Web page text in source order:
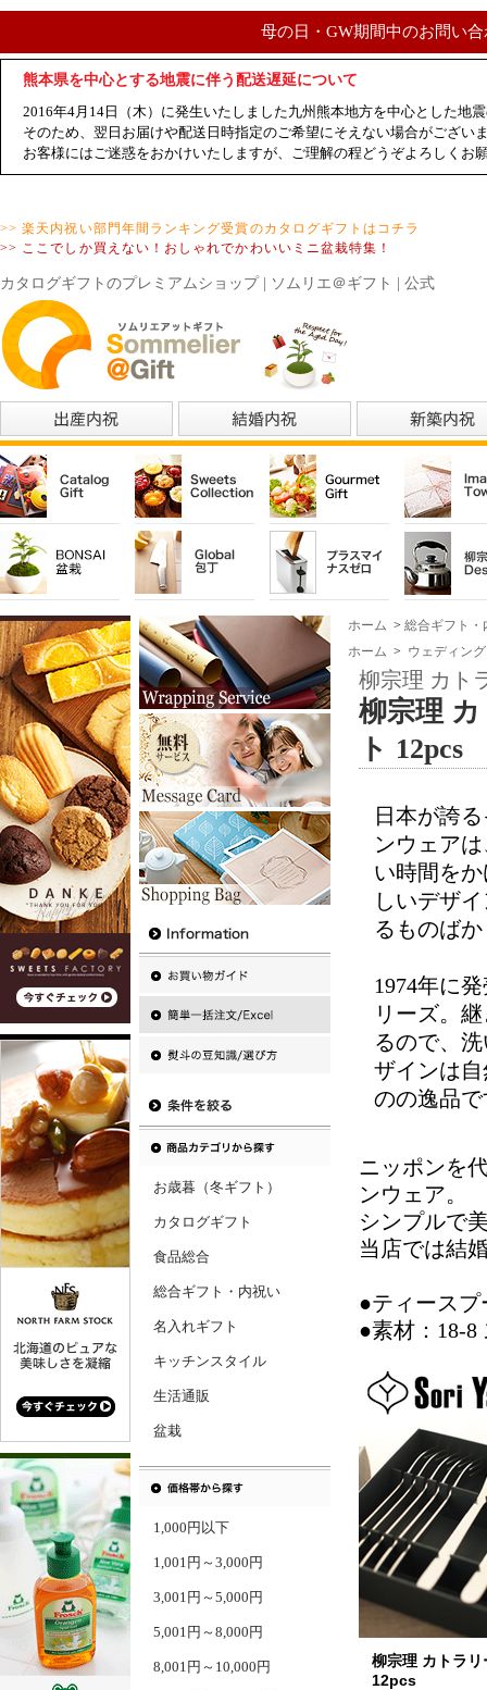
母の日・GW期間中のお問い
熊本県を中心とする地震に伴う配送遅延について
2016年4月14日（木）に発生いたしました九州熊本地方を中心とした地
そのため、翌日お届けや配送日時指定のご希望にそえない場合がござい
お客様にはご迷惑をおかけいたしますが、ご理解の程どうぞよろしくお
>> 楽天内祝い部門年間ランキング受賞のカタログギフトはコチラ
>> ここでしか買えない！おしゃれでかわいいミニ盆栽特集！
カタログギフトのプレミアムショップ | ソムリエ＠ギフト | 公式
お歳暮（冬ギフト）
カタログギフト
食品総合
総合ギフト・内祝い
名入れギフト
キッチンスタイル
生活通販
盆栽
1,000円以下
1,001円～3,000円
3,001円～5,000円
5,001円～8,000円
8,001円～10,000円
ホーム > 総合ギフト・
ホーム > ウェディン
柳宗理 カト
柳宗理
ト 12pcs
日本が誇
ンウェア
い時間を
しいデザ
るものば
1974年に
リーズ。
るので、
ザインは
のの逸品
ニッポンを
ンウェア。
シンプルで
当店では結
●ティースプ
●素材：18-8
柳宗理 カトラ
12pcs